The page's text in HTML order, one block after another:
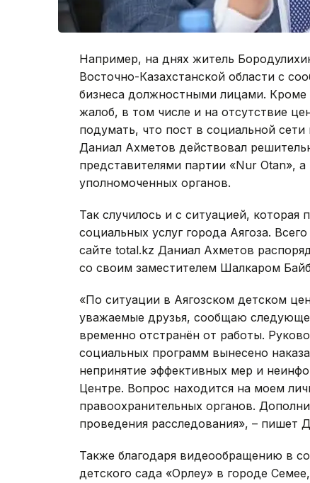
Например, на днях житель
Восточно-Казахстанской области с
бизнеса должностными лицами. Кроме
жалоб, в том числе и на отсутствие
подумать, что пост в социальной
Даниал Ахметов действовал
представителями партии «Nur Otan»,
уполномоченных органов.
Так случилось и с ситуацией,
социальных услуг города Аягоза.
сайте total.kz Даниал Ахметов
со своим заместителем Шалкаром
«По ситуации в Аягозском детском
уважаемые друзья, сообщаю
временно отстранён от работы.
социальных программ вынесено
непринятие эффективных мер и
Центре. Вопрос находится на моем
правоохранительных органов.
проведения расследования», – пишет
Также благодаря видеообращению в
детского сада «Орлеу» в городе